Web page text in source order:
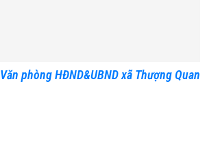
Văn phòng HĐND&UBND xã Thượng Quan